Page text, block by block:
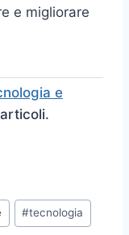
e migliorare
e
#tecnologia